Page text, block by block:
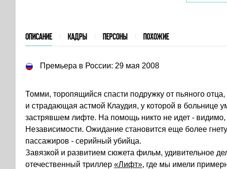
ОПИСАНИЕ КАДРЫ ПЕРСОНЫ ПОХОЖИЕ
Премьера в России: 29 мая 2008
Томми, торопящийся спасти подружку от пьяного
и страдающая астмой Клаудия, у которой в больнице
застрявшем лифте. На помощь никто не идет - видимо,
Независимости. Ожидание становится еще более
пассажиров - серийный убийца.
Завязкой и развитием сюжета фильм, удивительное
отечественный триллер «Лифт», где мы имели